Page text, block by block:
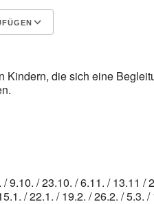
Kindern, die sich eine
9.10. / 23.10. / 6.11. / 13.11 /
/ 22.1. / 19.2. / 26.2. / 5.3. /